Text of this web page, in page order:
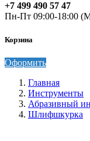
+7 499 490 57 47
Пн-Пт 09:00-18:00
Корзина
Оформить
Главная
Инструменты
Абразивный
Шлифшкурка